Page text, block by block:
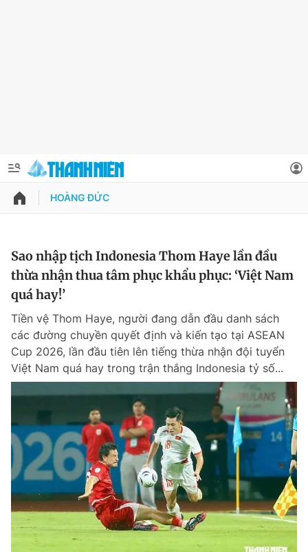
QUẢNG CÁO
Chuyên mục
Chuyên mục khác
Chào ngày mới Tin 24h
Tin thị trường Tin 360
Video Magazine
Sản phẩm khác
Tiện ích Bạn cần biết
Thông tin tài khoản
Đổi mật khẩu
Tin đã xem
Đăng xuất
HOÀNG ĐỨC
Sao nhập tịch Indonesia Thom Haye lần đầu
thừa nhận thua tâm phục khẩu phục: ‘Việt Nam
quá hay!’
Tiền vệ Thom Haye, người đang dẫn đầu danh sách
các đường chuyền quyết định và kiến tạo tại ASEAN
Cup 2026, lần đầu tiên lên tiếng thừa nhận đội tuyển
Việt Nam quá hay trong trận thắng Indonesia tỷ số...